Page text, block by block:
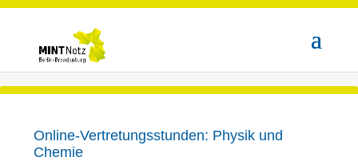
Online-Ver­tretungs­stunden: Physik und
Chemie